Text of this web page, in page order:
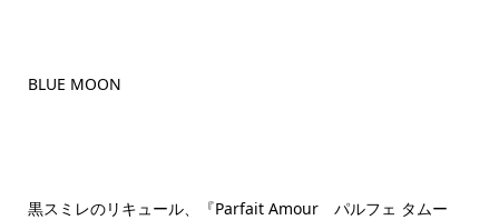
BLUE MOON
黒スミレのリキュール、『Parfait Amour パルフェ タムー